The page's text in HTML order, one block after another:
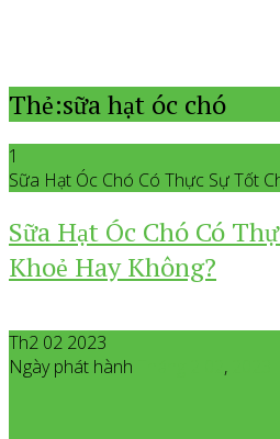
Thẻ:sữa hạt óc chó
1
Sữa Hạt Óc Chó Có Thực Sự Tốt
Sữa Hạt Óc Chó Có
Khoẻ Hay Không?
Th2 02 2023
Ngày phát hành
,